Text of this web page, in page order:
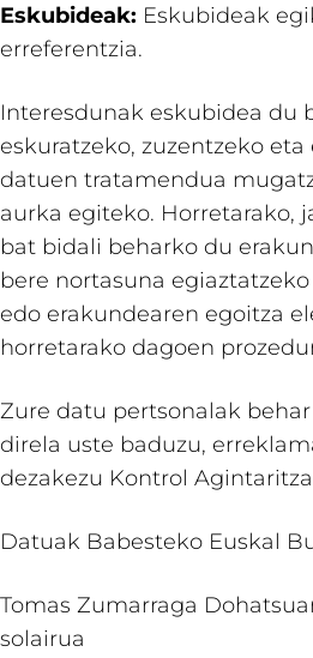
Eskubideak: Eskubideak
erreferentzia.
Interesdunak eskubidea du
eskuratzeko, zuzentzeko eta
datuen tratamendua
aurka egiteko. Horretarako,
bat bidali beharko du
bere nortasuna
edo erakundearen egoitza
horretarako dagoen
Zure datu pertsonalak
direla uste baduzu,
dezakezu Kontrol
Datuak Babesteko Euskal
Tomas Zumarraga
solairua